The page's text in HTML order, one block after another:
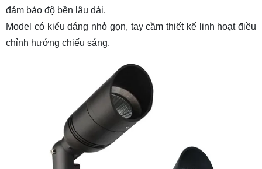
đảm bảo độ bền lâu dài.
Model có kiểu dáng nhỏ gọn, tay cầm thiết kế linh hoạt điều
chỉnh hướng chiếu sáng.